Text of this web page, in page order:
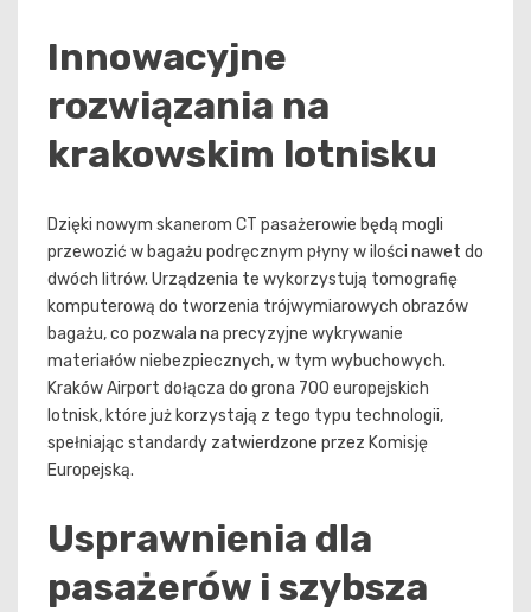
Innowacyjne
rozwiązania na
krakowskim lotnisku
Dzięki nowym skanerom CT pasażerowie będą mogli
przewozić w bagażu podręcznym płyny w ilości nawet do
dwóch litrów. Urządzenia te wykorzystują tomografię
komputerową do tworzenia trójwymiarowych obrazów
bagażu, co pozwala na precyzyjne wykrywanie
materiałów niebezpiecznych, w tym wybuchowych.
Kraków Airport dołącza do grona 700 europejskich
lotnisk, które już korzystają z tego typu technologii,
spełniając standardy zatwierdzone przez Komisję
Europejską.
Usprawnienia dla
pasażerów i szybsza